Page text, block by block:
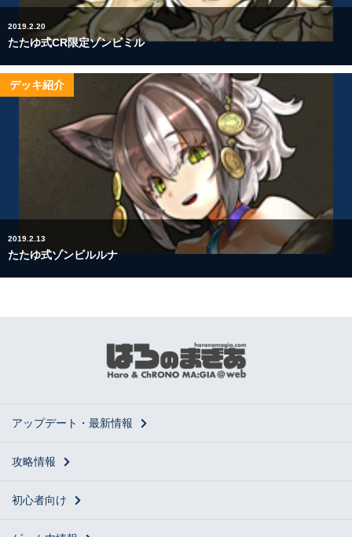
2019.2.20
たたゆ式CR限定ゾンビミル
デッキ紹介
2019.2.13
たたゆ式ゾンビルルナ
アップデート・最新情報
攻略情報
初心者向け